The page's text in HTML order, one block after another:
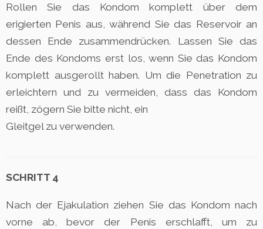
Rollen Sie das Kondom komplett über dem
erigierten Penis aus, während Sie das Reservoir an
dessen Ende zusammendrücken. Lassen Sie das
Ende des Kondoms erst los, wenn Sie das Kondom
komplett ausgerollt haben. Um die Penetration zu
erleichtern und zu vermeiden, dass das Kondom
reißt, zögern Sie bitte nicht, ein
Gleitgel zu verwenden.
SCHRITT 4
Nach der Ejakulation ziehen Sie das Kondom nach
vorne ab, bevor der Penis erschlafft, um zu